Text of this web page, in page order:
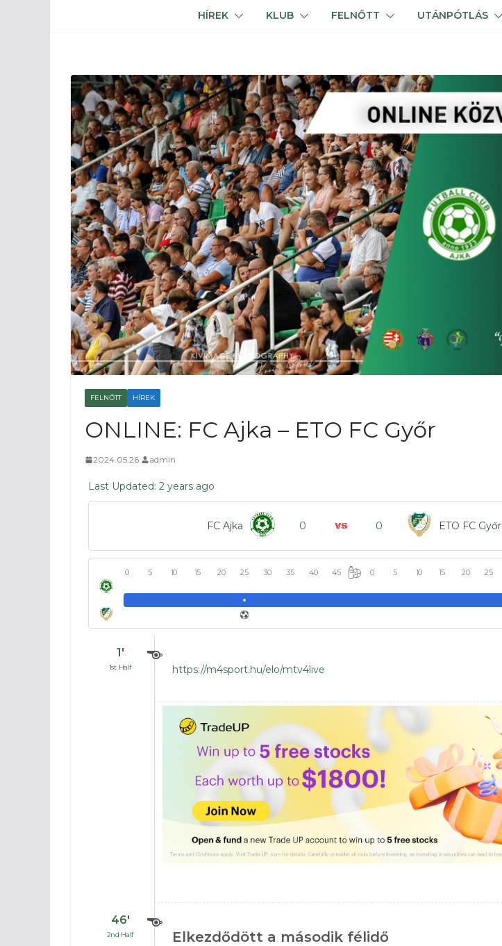
HÍREK KLUB FELNŐTT UTÁNPÓTLÁS
FELNŐTT HÍREK
ONLINE: FC Ajka – ETO FC Győr
2024.05.26. admin
Last Updated: 2 years ago
0
FC Ajka 0 ETO FC Győr
0 5 10 15 20 25 30 35 40 45 0 5 10 15 20 25
1′
1st Half https://m4sport.hu/elo/mtv4live
46′
2nd Half Elkezdődött a második félidő